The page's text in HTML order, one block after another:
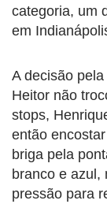
categoria, um
em
A decisão
Heitor não
stops,
então
briga pela
branco e azul,
pressão para